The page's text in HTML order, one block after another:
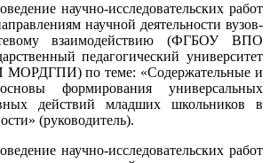
научно-исследовательских работ
научной деятельности вузов-
взаимодействию (ФГБОУ ВПО
педагогический университет
по теме: «Содержательные и
формирования универсальных
действий младших школьников в
(руководитель).
научно-исследовательских работ